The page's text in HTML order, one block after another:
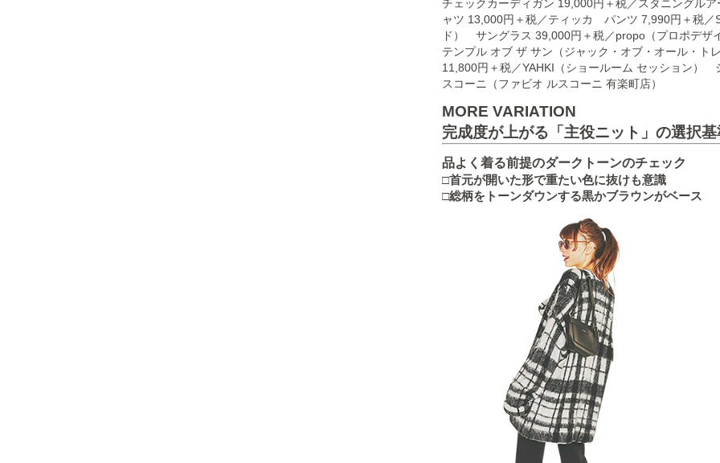
チェックカーディガン 19,000円＋税／スタニングル
ャツ 13,000円＋税／ティッカ パンツ 7,990円＋税／
ド） サングラス 39,000円＋税／propo（プロポデ
テンプル オブ ザ サン（ジャック・オブ・オール・
11,800円＋税／YAHKI（ショールーム セッション）
スコーニ（ファビオ ルスコーニ 有楽町店）
MORE VARIATION
完成度が上がる「主役ニット」の選択基
品よく着る前提のダークトーンのチェック
□首元が開いた形で重たい色に抜けも意識
□総柄をトーンダウンする黒かブラウンがベース